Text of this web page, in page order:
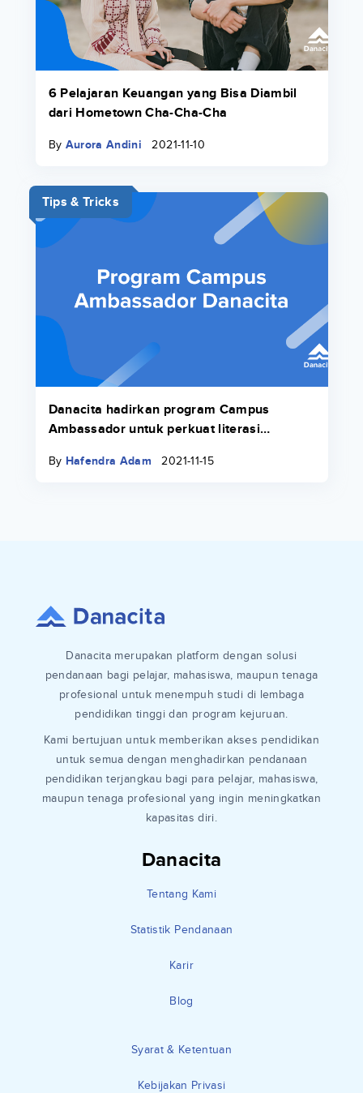
6 Pelajaran Keuangan yang Bisa Diambil
dari Hometown Cha-Cha-Cha
By Aurora Andini 2021-11-10
Tips & Tricks
Danacita hadirkan program Campus
Ambassador untuk perkuat literasi
By Hafendra Adam 2021-11-15
Danacita
Tentang Kami
Statistik Pendanaan
Karir
Blog
Syarat & Ketentuan
Kebijakan Privasi
Danacita merupakan platform dengan solusi
pendanaan bagi pelajar, mahasiswa, maupun tenaga
profesional untuk menempuh studi di lembaga
pendidikan tinggi dan program kejuruan.
Kami bertujuan untuk memberikan akses pendidikan
untuk semua dengan menghadirkan pendanaan
pendidikan terjangkau bagi para pelajar, mahasiswa,
maupun tenaga profesional yang ingin meningkatkan
kapasitas diri.